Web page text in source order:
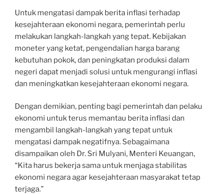
Untuk mengatasi dampak berita inflasi terhadap
kesejahteraan ekonomi negara, pemerintah perlu
melakukan langkah-langkah yang tepat. Kebijakan
moneter yang ketat, pengendalian harga barang
kebutuhan pokok, dan peningkatan produksi dalam
negeri dapat menjadi solusi untuk mengurangi inflasi
dan meningkatkan kesejahteraan ekonomi negara.
Dengan demikian, penting bagi pemerintah dan pelaku
ekonomi untuk terus memantau berita inflasi dan
mengambil langkah-langkah yang tepat untuk
mengatasi dampak negatifnya. Sebagaimana
disampaikan oleh Dr. Sri Mulyani, Menteri Keuangan,
“Kita harus bekerja sama untuk menjaga stabilitas
ekonomi negara agar kesejahteraan masyarakat tetap
terjaga.”